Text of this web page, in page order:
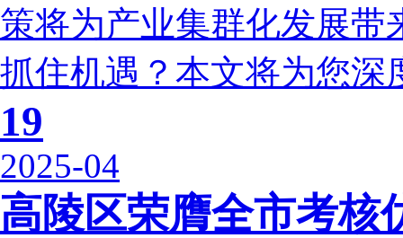
策将为产业集群化发展带
抓住机遇？本文将为您深
19
2025-04
高陵区荣膺全市考核